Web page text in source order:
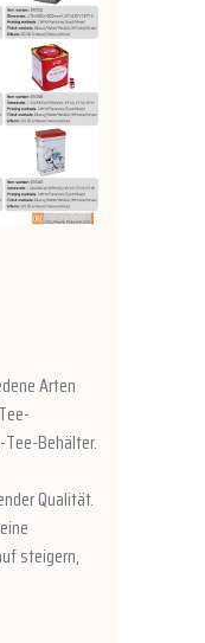
Arten
Behälter.
Qualität.
steigern,